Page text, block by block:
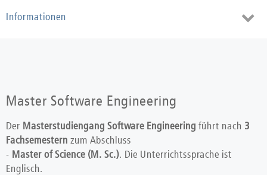
Informationen
Toggle
Master Software Engineering
Der Masterstudiengang Software Engineering führt nach 3
Fachsemestern zum Abschluss
- Master of Science (M. Sc.). Die Unterrichtssprache ist
Englisch.